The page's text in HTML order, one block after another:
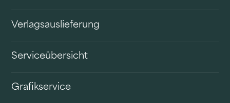
Verlagsauslieferung
Serviceübersicht
Grafikservice